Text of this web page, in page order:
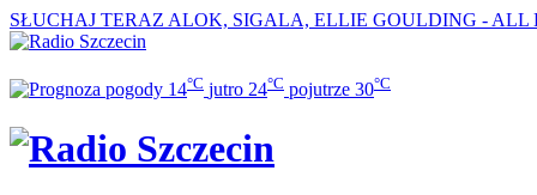
SŁUCHAJ TERAZ ALOK, SIGALA, ELLIE GOULDING - ALL
14°C jutro 24°C pojutrze 30°C